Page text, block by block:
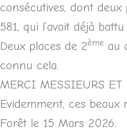
consécutives, dont
581, qui l’avait déjà
Deux places de 2ème au
connu cela.
MERCI MESSIEURS ET
Evidemment, ces
Forêt le 15 Mars 2026.